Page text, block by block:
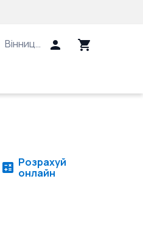
Вінницький район, Вінницька
Розрахуй
онлайн